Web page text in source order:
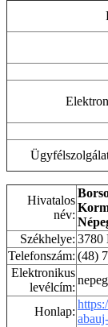
Hivatalos
név:
Székhelye: 3780
Telefonszám: (48)
Elektronikus
levélcím:
Honlap: